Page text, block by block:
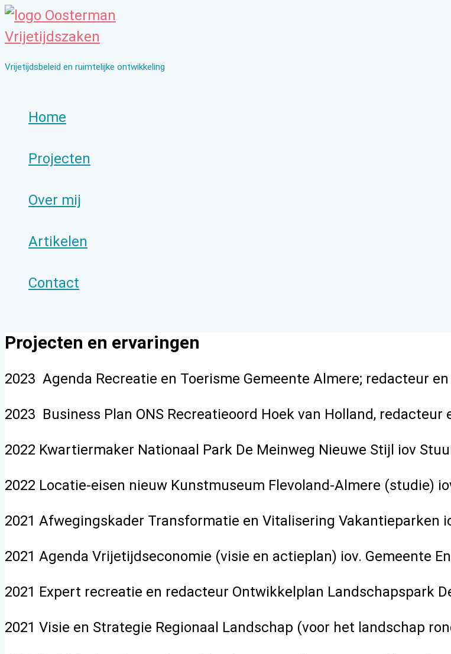
Ga
naar
inhoud
Vrijetijdsbeleid en ruimtelijke ontwikkeling
Home
Projecten
Over mij
Artikelen
Contact
Projecten en ervaringen
2023 Agenda Recreatie en Toerisme Gemeente Almere; redacteur
2023 Business Plan ONS Recreatieoord Hoek van Holland,
2022 Kwartiermaker Nationaal Park De Meinweg Nieuwe Stijl iov
2022 Locatie-eisen nieuw Kunstmuseum Flevoland-Almere (studie)
2021 Afwegingskader Transformatie en Vitalisering Vakantieparken
2021 Agenda Vrijetijdseconomie (visie en actieplan) iov. Gemeente
2021 Expert recreatie en redacteur Ontwikkelplan Landschapspark
2021 Visie en Strategie Regionaal Landschap (voor het landschap